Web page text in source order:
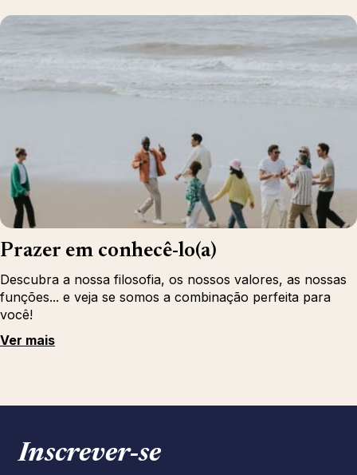
Prazer em conhecê-lo(a)
Descubra a nossa filosofia, os nossos valores, as nossas
funções... e veja se somos a combinação perfeita para
você!
Ver mais
Inscrever‑se